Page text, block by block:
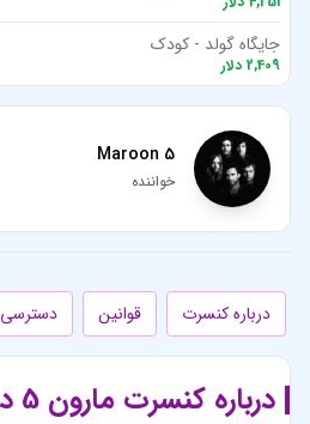
جایگاه گولد - کودک
2,409 دلار
Maroon 5
خواننده
درباره کنسرت قوانین دسترسی
درباره کنسرت مارون 5 در دبی